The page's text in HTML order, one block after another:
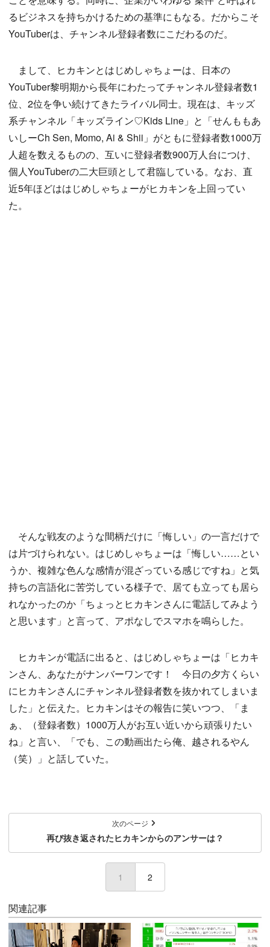
るビジネスを持ちかけるための基準にもなる。だからこそ
YouTuberは、チャンネル登録者数にこだわるのだ。
まして、ヒカキンとはじめしゃちょーは、日本の
YouTuber黎明期から長年にわたってチャンネル登録者数1
位、2位を争い続けてきたライバル同士。現在は、キッズ
系チャンネル「キッズライン♡Kids Line」と「せんももあ
いしーCh Sen, Momo, Ai & Shii」がともに登録者数1000万
人超を数えるものの、互いに登録者数900万人台につけ、
個人YouTuberの二大巨頭として君臨している。なお、直
近5年ほどははじめしゃちょーがヒカキンを上回ってい
た。
そんな戦友のような間柄だけに「悔しい」の一言だけで
は片づけられない。はじめしゃちょーは「悔しい……とい
うか、複雑な色んな感情が混ざっている感じですね」と気
持ちの言語化に苦労している様子で、居ても立っても居ら
れなかったのか「ちょっとヒカキンさんに電話してみよう
と思います」と言って、アポなしでスマホを鳴らした。
ヒカキンが電話に出ると、はじめしゃちょーは「ヒカキ
ンさん、あなたがナンバーワンです！ 今日の夕方くらい
にヒカキンさんにチャンネル登録者数を抜かれてしまいま
した」と伝えた。ヒカキンはその報告に笑いつつ、「ま
ぁ、（登録者数）1000万人がお互い近いから頑張りたい
ね」と言い、「でも、この動画出たら俺、越されるやん
（笑）」と話していた。
次のページ
再び抜き返されたヒカキンからのアンサーは？
1 (current)
2
関連記事